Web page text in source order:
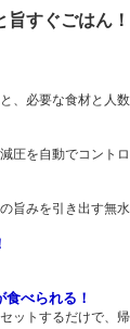
すぐごはん
、必要な食材と人
圧を自動でコント
旨みを引き出す無
べられる！
ットするだけで、